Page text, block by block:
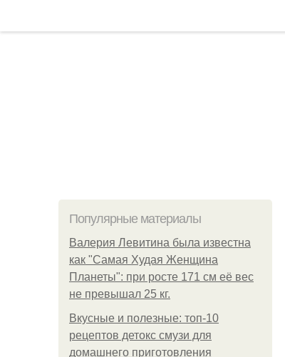
Популярные материалы
Валерия Левитина была известна
как "Самая Худая Женщина
Планеты": при росте 171 см её вес
не превышал 25 кг.
Вкусные и полезные: топ-10
рецептов детокс смузи для
домашнего приготовления